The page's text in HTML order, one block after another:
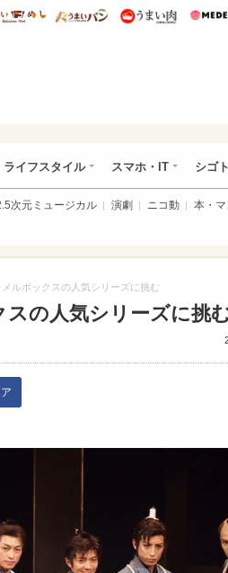
ディズニー特集
うまいめし うまいパン うまい
ライフスタイル スマホ・IT シゴト
次元ミュージカル 演劇 ニコ動 本・
ルボックスの人気シリーズに挑む
の人気シリーズに挑